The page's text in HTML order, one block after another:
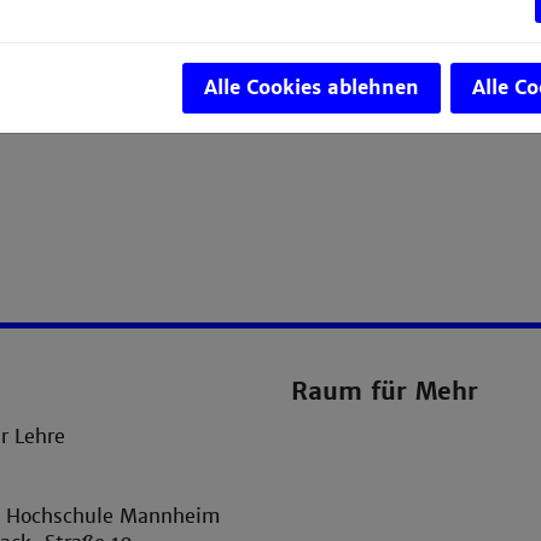
Lehre
Hochschule Mannheim
Raum für Mehr
Alle Cookies ablehnen Alle